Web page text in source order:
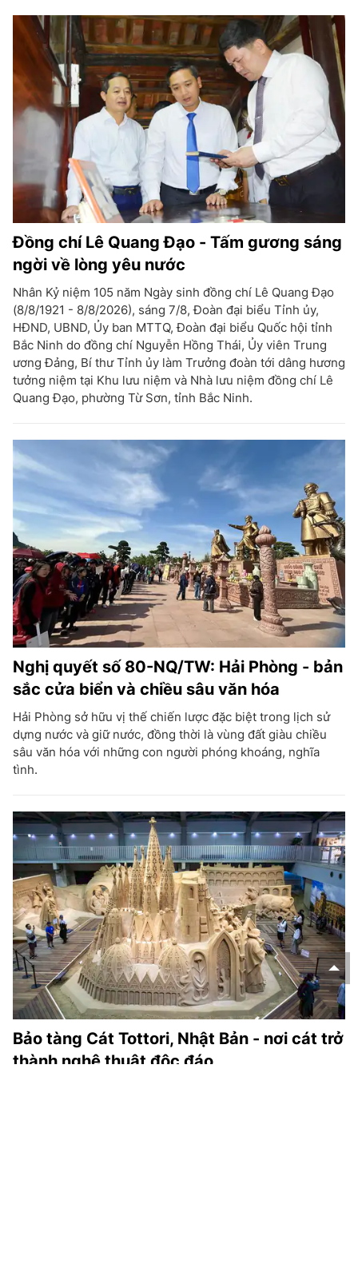
Đồng chí Lê Quang Đạo - Tấm gương sáng
ngời về lòng yêu nước
Nhân Kỷ niệm 105 năm Ngày sinh đồng chí Lê Quang Đạo
(8/8/1921 - 8/8/2026), sáng 7/8, Đoàn đại biểu Tỉnh ủy,
HĐND, UBND, Ủy ban MTTQ, Đoàn đại biểu Quốc hội tỉnh
Bắc Ninh do đồng chí Nguyễn Hồng Thái, Ủy viên Trung
ương Đảng, Bí thư Tỉnh ủy làm Trưởng đoàn tới dâng hương
tưởng niệm tại Khu lưu niệm và Nhà lưu niệm đồng chí Lê
Quang Đạo, phường Từ Sơn, tỉnh Bắc Ninh.
Nghị quyết số 80-NQ/TW: Hải Phòng - bản
sắc cửa biển và chiều sâu văn hóa
Hải Phòng sở hữu vị thế chiến lược đặc biệt trong lịch sử
dựng nước và giữ nước, đồng thời là vùng đất giàu chiều
sâu văn hóa với những con người phóng khoáng, nghĩa
tình.
Bảo tàng Cát Tottori, Nhật Bản - nơi cát trở
thành nghệ thuật độc đáo